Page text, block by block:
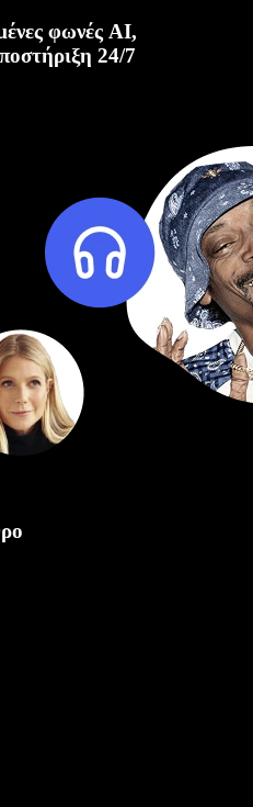
φωνές AI,
24/7